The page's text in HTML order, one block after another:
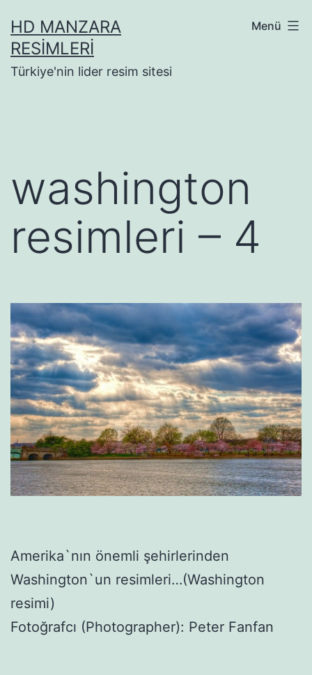
geçHD MANZARA
RESIMLERI
Türkiye'nin lider resim sitesi
Menü
washington
resimleri – 4
Amerika`nın önemli şehirlerinden
Washington`un resimleri…(Washington
resimi)
Fotoğrafcı (Photographer): Peter Fanfan